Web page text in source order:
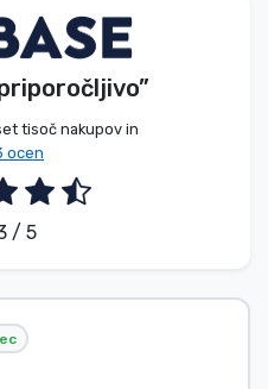
tisoč nakupov in
ocen
/ 5